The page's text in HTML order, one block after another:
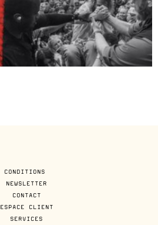
CONDITIONS
NEWSLETTER
CONTACT
ESPACE CLIENT
SERVICES